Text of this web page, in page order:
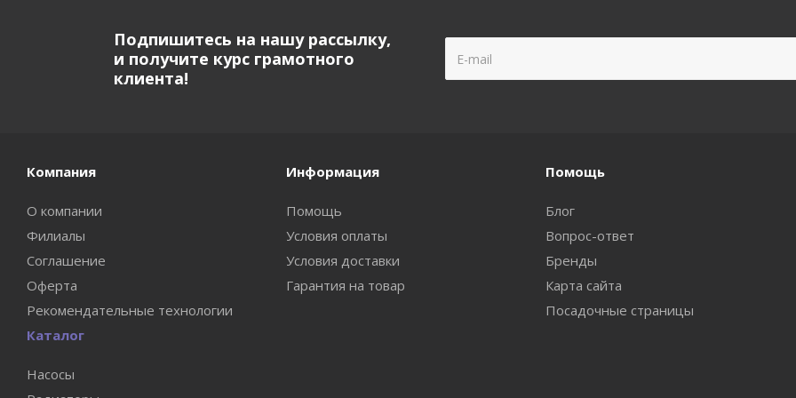
Подпишитесь на нашу рассылку,
и получите курс грамотного
клиента!
Компания
О компании
Филиалы
Соглашение
Оферта
Рекомендательные технологии
Информация
Помощь
Условия оплаты
Условия доставки
Гарантия на товар
Помощь
Блог
Вопрос-ответ
Бренды
Карта сайта
Посадочные страницы
Каталог
Насосы